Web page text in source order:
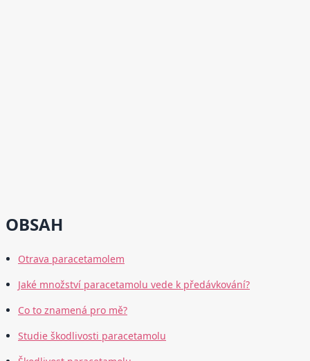
OBSAH
Otrava paracetamolem
Jaké množství paracetamolu vede k předávkování?
Co to znamená pro mě?
Studie škodlivosti paracetamolu